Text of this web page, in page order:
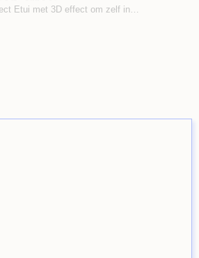
Etui met 3D effect om zelf in…